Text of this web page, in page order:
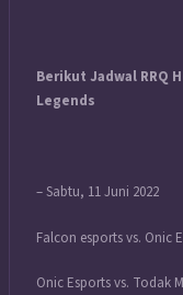
Berikut Jadwal RRQ
Legends
– Sabtu, 11 Juni 2022
Falcon esports vs. Onic
Onic Esports vs. Todak